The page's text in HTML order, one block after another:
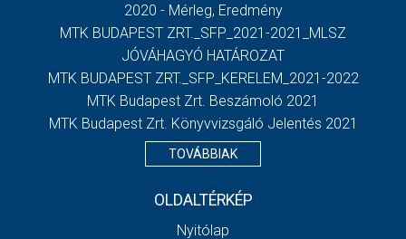
2020 - Mérleg, Eredmény
MTK BUDAPEST ZRT._SFP_2021-2021_MLSZ
JÓVÁHAGYÓ HATÁROZAT
MTK BUDAPEST ZRT._SFP_KERELEM_2021-2022
MTK Budapest Zrt. Beszámoló 2021
MTK Budapest Zrt. Könyvvizsgáló Jelentés 2021
TOVÁBBIAK
OLDALTÉRKÉP
Nyitólap